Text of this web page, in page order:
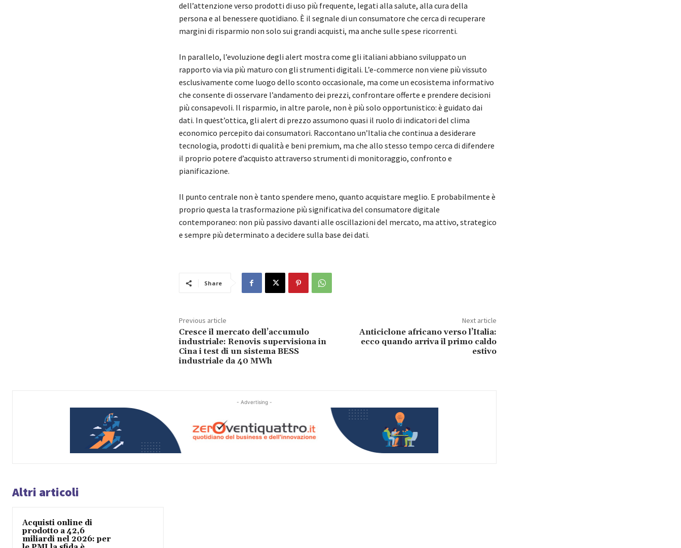
dell’attenzione verso prodotti di uso più frequente, legati alla salute, alla cura della
persona e al benessere quotidiano. È il segnale di un consumatore che cerca di recuperare
margini di risparmio non solo sui grandi acquisti, ma anche sulle spese ricorrenti.
In parallelo, l’evoluzione degli alert mostra come gli italiani abbiano sviluppato un
rapporto via via più maturo con gli strumenti digitali. L’e-commerce non viene più vissuto
esclusivamente come luogo dello sconto occasionale, ma come un ecosistema informativo
che consente di osservare l’andamento dei prezzi, confrontare offerte e prendere decisioni
più consapevoli. Il risparmio, in altre parole, non è più solo opportunistico: è guidato dai
dati. In quest’ottica, gli alert di prezzo assumono quasi il ruolo di indicatori del clima
economico percepito dai consumatori. Raccontano un’Italia che continua a desiderare
tecnologia, prodotti di qualità e beni premium, ma che allo stesso tempo cerca di difendere
il proprio potere d’acquisto attraverso strumenti di monitoraggio, confronto e
pianificazione.
Il punto centrale non è tanto spendere meno, quanto acquistare meglio. E probabilmente è
proprio questa la trasformazione più significativa del consumatore digitale
contemporaneo: non più passivo davanti alle oscillazioni del mercato, ma attivo, strategico
e sempre più determinato a decidere sulla base dei dati.
Share
Previous article
Cresce il mercato dell’accumulo
industriale: Renovis supervisiona in
Cina i test di un sistema BESS
industriale da 40 MWh
Next article
Anticiclone africano verso l’Italia:
ecco quando arriva il primo caldo
estivo
- Advertising -
Altri articoli
Acquisti online di
prodotto a 42,6
miliardi nel 2026: per